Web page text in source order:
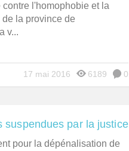
l'homophobie et la
la province de
v...
0
6189
17 mai 2016
suspendues par la justice
pour la dépénalisation de